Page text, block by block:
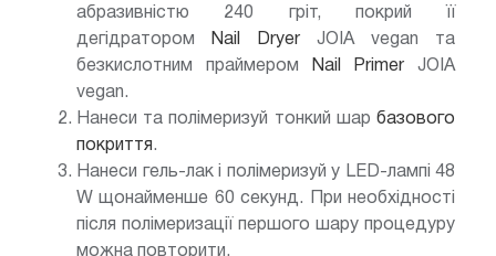
абразивністю 240 гріт, покрий її
дегідратором
Nail Dryer JOIA vegan та
безкислотним праймером
Nail Primer JOIA
vegan.
Нанеси та полімеризуй тонкий шар базового
покриття.
Нанеси гель-лак і полімеризуй у LED-лампі 48
W щонайменше 60 секунд. При необхідності
після полімеризації першого шару процедуру
можна повторити.